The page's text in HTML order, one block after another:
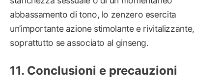
abbassamento di tono, lo zenzero esercita
un’importante azione stimolante e rivitalizzante,
soprattutto se associato al ginseng.
Conclusioni e precauzioni